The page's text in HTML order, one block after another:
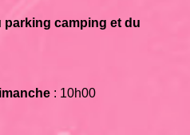
parking camping et du
: 10h00